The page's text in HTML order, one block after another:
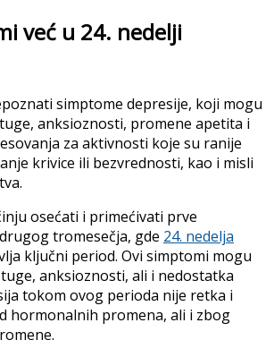
već u 24. nedelji
simptome depresije, koji mogu
anksioznosti, promene apetita i
za aktivnosti koje su ranije
krivice ili bezvrednosti, kao i misli
osećati i primećivati prve
tromesečja, gde 24. nedelja
ključni period. Ovi simptomi mogu
anksioznosti, ali i nedostatka
tokom ovog perioda nije retka i
hormonalnih promena, ali i zbog